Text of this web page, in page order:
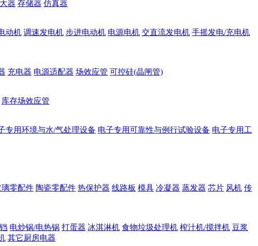
器 存储器 仿真器
动机 调速发电机 步进电动机 电源电机 交直流发电机 手摇发电/充电机
充电器 电源适配器 场效应管 可控硅(晶闸管)
库存场效应管
专用环境与水/气处理设备 电子专用可靠性与例行试验设备 电子专用工
璃零配件 陶瓷零配件 热保护器 线路板 模具 冷凝器 蒸发器 芯片 风机 传
电炒锅/电热锅 打蛋器 冰淇淋机 食物垃圾处理机 榨汁机/搅拌机 豆浆
其它厨房电器